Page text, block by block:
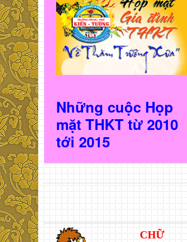
Những cuộc Họp
mặt THKT từ 2010
tới 2015
CHỮ